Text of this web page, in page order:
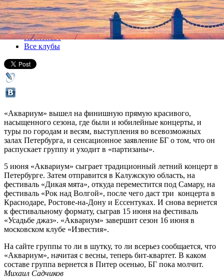
Версия для печати
Все концерты
Космонавт
Все клубы
«Аквариум» вышел на финишную прямую красивого,
насыщенного сезона, где были и юбилейные концерты, и
туры по городам и весям, выступления во всевозможных
залах Петербурга, и сенсационное заявление БГ о том, что он
распускает группу и уходит в «партизаны».
5 июня «Аквариум» сыграет традиционный летний концерт в
Петербурге. Затем отправится в Калужскую область, на
фестиваль «Дикая мята», откуда переместится под Самару, на
фестиваль «Рок над Волгой», после чего даст три концерта в
Краснодаре, Ростове-на-Дону и Ессентуках. И снова вернется
к фестивальному формату, сыграв 15 июня на фестиваль
«Усадьбе джаз». «Аквариум» завершит сезон 16 июня в
московском клубе «Известия».
На сайте группы то ли в шутку, то ли всерьез сообщается, что
«Аквариум», начитая с весны, теперь бит-квартет. В каком
составе группа вернется в Питер осенью, БГ пока молчит.
Михаил Садчиков